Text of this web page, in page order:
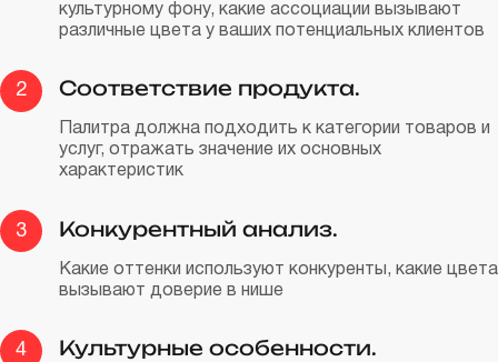
культурному фону, какие ассоциации вызывают
различные цвета у ваших потенциальных клиентов
2 Соответствие продукта.
Палитра должна подходить к категории товаров и
услуг, отражать значение их основных
характеристик
3 Конкурентный анализ.
Какие оттенки используют конкуренты, какие цвета
вызывают доверие в нише
4 Культурные особенности.